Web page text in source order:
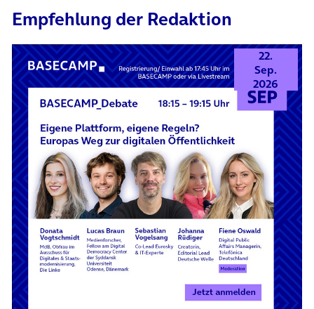
Empfehlung der Redaktion
22.
Sep.
2026